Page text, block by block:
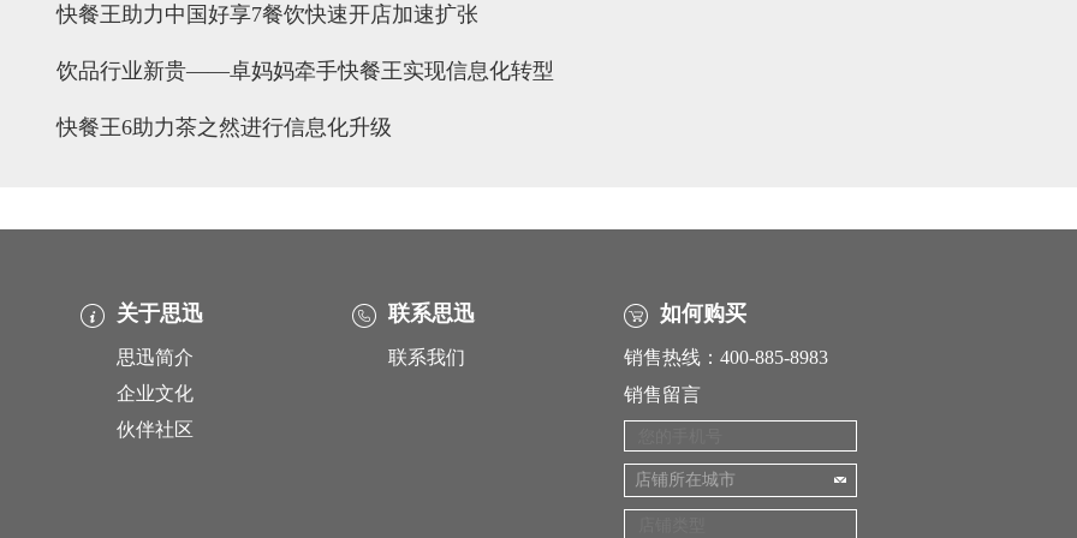
快餐王助力中国好享7餐饮快速开店加速扩张
饮品行业新贵——卓妈妈牵手快餐王实现信息化转型
快餐王6助力茶之然进行信息化升级
关于思迅
思迅简介
企业文化
伙伴社区
联系思迅
联系我们
如何购买
销售热线：400-885-8983
销售留言
店铺所在城市